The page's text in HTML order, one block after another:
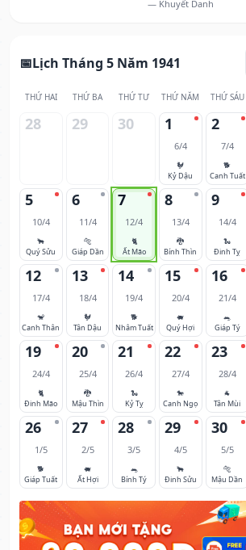
— Khuyết Danh
Lịch Tháng 5 Năm 1941
THỨ HAI THỨ BA THỨ TƯ THỨ NĂM THỨ SÁU
28 29 30 1
6/4
🐓
Kỷ Dậu
2
7/4
🐕
Canh Tuất
5
10/4
🐂
Quý Sửu
6
11/4
🐅
Giáp Dần
7
12/4
🐈
Ất Mão
8
13/4
🐉
Bính Thìn
9
14/4
🐍
Đinh Tỵ
12
17/4
🐒
Canh Thân
13
18/4
🐓
Tân Dậu
14
19/4
🐕
Nhâm Tuất
15
20/4
🐖
Quý Hợi
16
21/4
🐀
Giáp Tý
19
24/4
🐈
Đinh Mão
20
25/4
🐉
Mậu Thìn
21
26/4
🐍
Kỷ Tỵ
22
27/4
🐎
Canh Ngọ
23
28/4
🐐
Tân Mùi
26
1/5
🐕
Giáp Tuất
27
2/5
🐖
Ất Hợi
28
3/5
🐀
Bính Tý
29
4/5
🐂
Đinh Sửu
30
5/5
🐅
Mậu Dần